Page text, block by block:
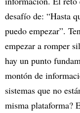
desafío de: “Hasta
puedo empezar”.
empezar a romper
hay un punto
montón de
sistemas que no
misma plataforma?